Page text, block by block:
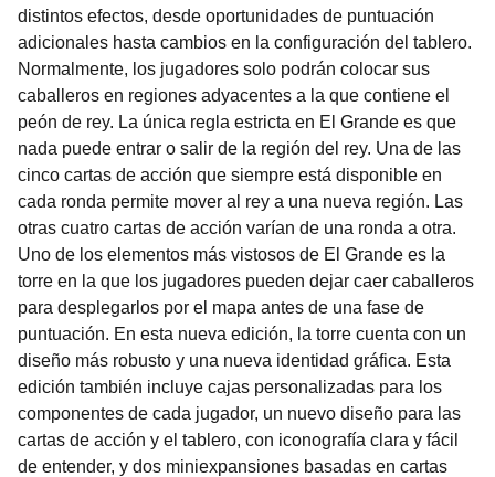
distintos efectos, desde oportunidades de puntuación
adicionales hasta cambios en la configuración del tablero.
Normalmente, los jugadores solo podrán colocar sus
caballeros en regiones adyacentes a la que contiene el
peón de rey. La única regla estricta en El Grande es que
nada puede entrar o salir de la región del rey. Una de las
cinco cartas de acción que siempre está disponible en
cada ronda permite mover al rey a una nueva región. Las
otras cuatro cartas de acción varían de una ronda a otra.
Uno de los elementos más vistosos de El Grande es la
torre en la que los jugadores pueden dejar caer caballeros
para desplegarlos por el mapa antes de una fase de
puntuación. En esta nueva edición, la torre cuenta con un
diseño más robusto y una nueva identidad gráfica. Esta
edición también incluye cajas personalizadas para los
componentes de cada jugador, un nuevo diseño para las
cartas de acción y el tablero, con iconografía clara y fácil
de entender, y dos miniexpansiones basadas en cartas